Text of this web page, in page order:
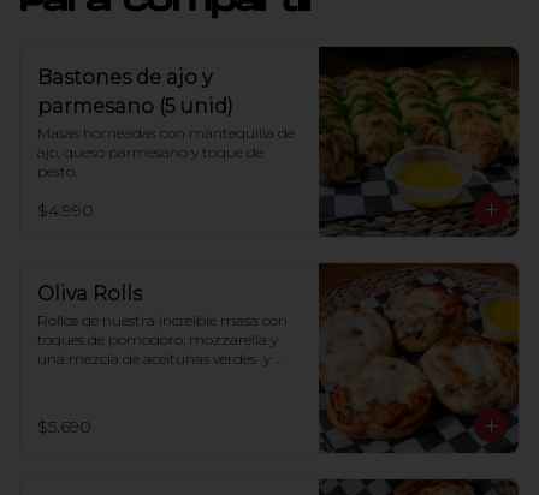
Bastones de ajo y
parmesano (5 unid)
Masas horneadas con mantequilla de
ajo, queso parmesano y toque de
pesto.
$4.990
Oliva Rolls
Rollos de nuestra increíble masa con
toques de pomodoro, mozzarella y
una mezcla de aceitunas verdes  y
$5.690